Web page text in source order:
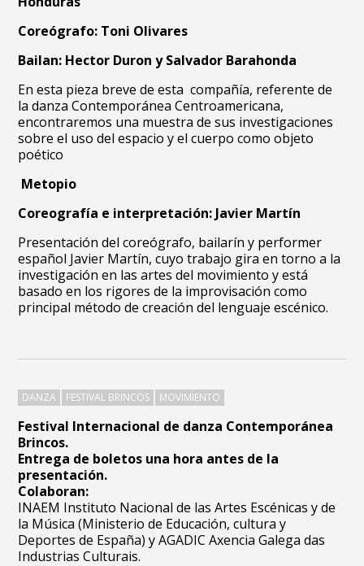
Festival Internacional de danza Contemporánea
Brincos.
Entrega de boletos una hora antes de la
presentación.
Colaboran:
INAEM Instituto Nacional de las Artes Escénicas y de
la Música (Ministerio de Educación, cultura y
Deportes de España) y AGADIC Axencia Galega das
Industrias Culturais.
Coreógrafo: Toni Olivares
Bailan: Hector Duron y Salvador Barahonda
En esta pieza breve de esta compañía, referente de
la danza Contemporánea Centroamericana,
encontraremos una muestra de sus investigaciones
sobre el uso del espacio y el cuerpo como objeto
poético
Metopio
Coreografía e interpretación: Javier Martín
Presentación del coreógrafo, bailarín y performer
español Javier Martín, cuyo trabajo gira en torno a la
investigación en las artes del movimiento y está
basado en los rigores de la improvisación como
principal método de creación del lenguaje escénico.
DANZA FESTIVAL BRINCOS MOVIMIENTO